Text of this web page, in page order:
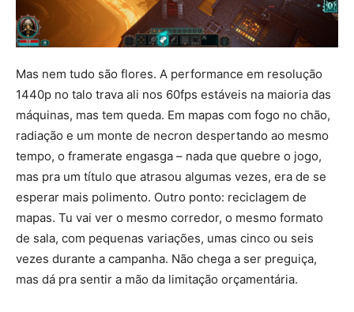
Mas nem tudo são flores. A performance em resolução
1440p no talo trava ali nos 60fps estáveis na maioria das
máquinas, mas tem queda. Em mapas com fogo no chão,
radiação e um monte de necron despertando ao mesmo
tempo, o framerate engasga – nada que quebre o jogo,
mas pra um título que atrasou algumas vezes, era de se
esperar mais polimento. Outro ponto: reciclagem de
mapas. Tu vai ver o mesmo corredor, o mesmo formato
de sala, com pequenas variações, umas cinco ou seis
vezes durante a campanha. Não chega a ser preguiça,
mas dá pra sentir a mão da limitação orçamentária.